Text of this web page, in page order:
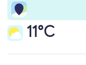
11°C